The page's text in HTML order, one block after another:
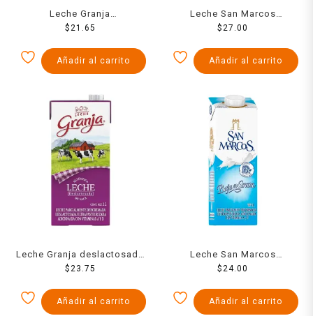
Leche Granja
semidescremada 1 l
$21.65
Añadir al carrito
Leche San Marcos
deslactosada 1 l
$27.00
Añadir al carrito
Leche Granja deslactosada
1 l
$23.75
Añadir al carrito
Leche San Marcos
parcialmente descremada
$24.00
Añadir al carrito